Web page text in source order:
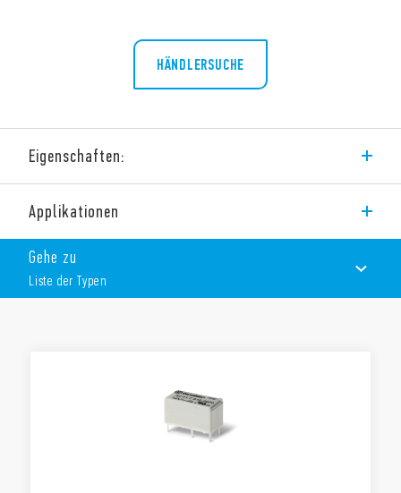
HÄNDLERSUCHE
Eigenschaften:
Basisolierung zwischen Spule – Kontaktsatz
Applikationen
Gehe zu
Liste der Typen